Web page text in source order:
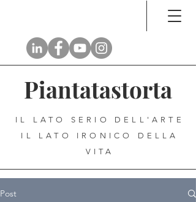
Piantatastorta
IL LATO SERIO DELL'ARTE
IL LATO IRONICO DELLA
VITA
Post